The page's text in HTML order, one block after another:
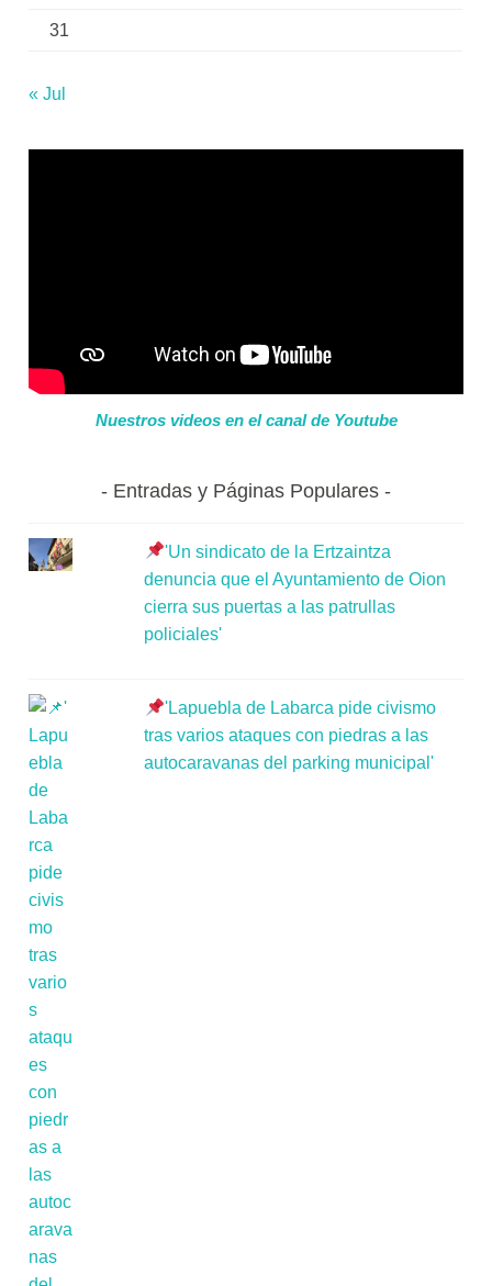
31
« Jul
Nuestros videos en el canal de Youtube
Entradas y Páginas Populares
'Un sindicato de la Ertzaintza
denuncia que el Ayuntamiento de Oion
cierra sus puertas a las patrullas
policiales'
'Lapuebla de Labarca pide civismo
tras varios ataques con piedras a las
autocaravanas del parking municipal'